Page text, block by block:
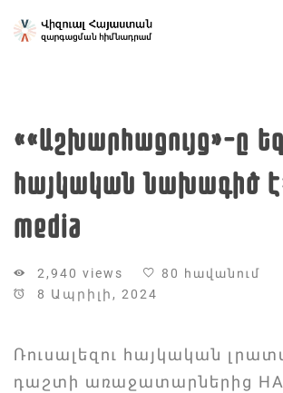
««Աշխարհացույց»-ը
հայկական նախագիծ
media
2,940 views
80 հավանում
8 Ապրիլի, 2024
Ռուսալեզու հայկական
դաշտի առաջատարներից